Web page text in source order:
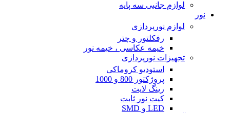
لوازم جانبی سه پایه
نور
لوازم نورپردازی
رفکلتور و چتر
خیمه عکاسی ، خیمه نور
تجهیزات نورپردازی
استودیو کروماکی
پروژکتور 800 و 1000
رینگ لایت
کیت نور ثابت
LED و SMD